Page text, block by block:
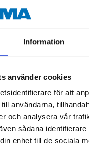
Information
använder cookies
för att
användarna,
och analysera vår
sådana identifierare
enhet till de sociala